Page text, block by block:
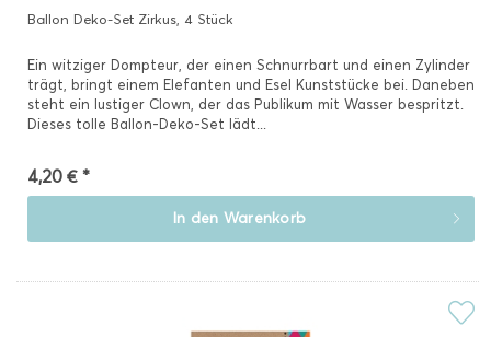
Ballon Deko-Set Zirkus, 4 Stück
Ein witziger Dompteur, der einen Schnurrbart und einen Zylinder
trägt, bringt einem Elefanten und Esel Kunststücke bei. Daneben
steht ein lustiger Clown, der das Publikum mit Wasser bespritzt.
Dieses tolle Ballon-Deko-Set lädt...
4,20 € *
In den Warenkorb